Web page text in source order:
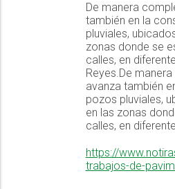
De manera
también en la
pluviales,
zonas donde se
calles, en
Reyes.De
avanza también
pozos pluviales,
en las zonas
calles, en
https://
trabajos-de-